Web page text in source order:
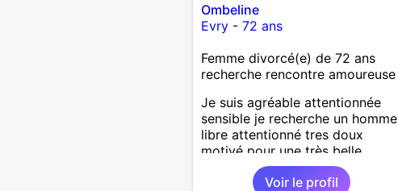
Ombeline
Evry- 72 ans
Femme divorcé(e) de 72 ans
recherche rencontre amoureuse
Je suis agréable attentionnée
sensible je recherche un homme
libre attentionné tres doux
motivé pour une très belle
longue histoire sérieuse et
Voir le profil